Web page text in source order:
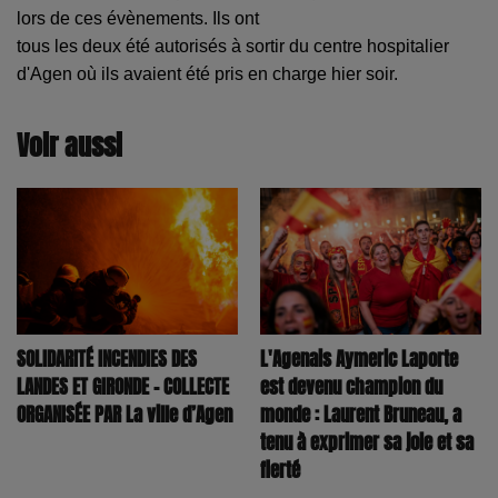
lors de ces évènements. Ils ont
tous les deux été autorisés à sortir du centre hospitalier
d'Agen où ils avaient été pris en charge hier soir.
Voir aussi
SOLIDARITÉ INCENDIES DES
LANDES ET GIRONDE – COLLECTE
ORGANISÉE PAR La ville d’Agen
L'Agenais Aymeric Laporte
est devenu champion du
monde : Laurent Bruneau, a
tenu à exprimer sa joie et sa
fierté